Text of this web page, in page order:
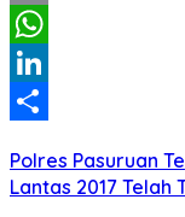
Email
WhatsApp
LinkedIn
Polres Pasuruan
Lantas 2017 Telah